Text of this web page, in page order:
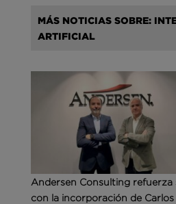
MÁS NOTICIAS SOBRE:
ARTIFICIAL
Andersen Consulting refuerza
con la incorporación de